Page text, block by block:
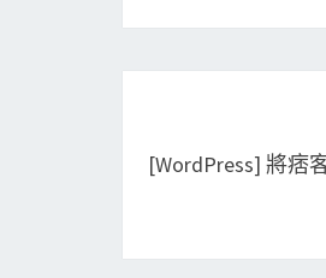
navigation
[WordPress] 將痞